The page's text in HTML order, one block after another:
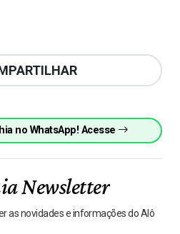
no WhatsApp! Acesse
Newsletter
as novidades e informações do Alô